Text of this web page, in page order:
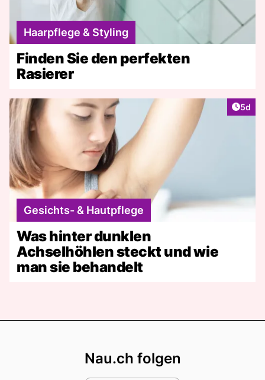
Haarpflege & Styling
Finden Sie den perfekten
Rasierer
5d
Gesichts- & Hautpflege
Was hinter dunklen
Achselhöhlen steckt und wie
man sie behandelt
Nau.ch folgen